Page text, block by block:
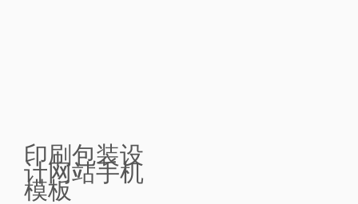
印刷包装设
计网站手机
模板